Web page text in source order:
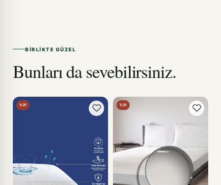
BIRLIKTE GÜZEL
Bunları da sevebilirsiniz.
%21 %21